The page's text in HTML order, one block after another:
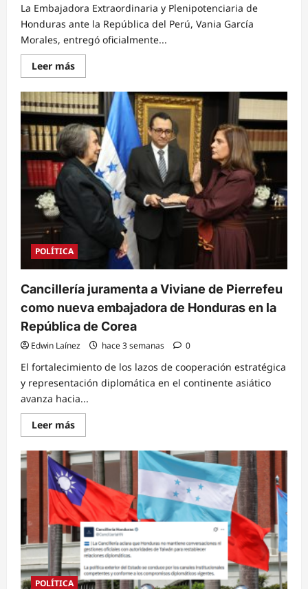
La Embajadora Extraordinaria y Plenipotenciaria de
Honduras ante la República del Perú, Vania García
Morales, entregó oficialmente...
Leer másRead
more
Embajadora
Vania
García
Morales
presenta
Cartas
Credenciales
ante
el
gobierno
del
afianzar
relaciones
bilaterales
POLÍTICA
Cancillería juramenta a Viviane de Pierrefeu
como nueva embajadora de Honduras en la
República de Corea
Edwin Laínez hace 3 semanas 0
El fortalecimiento de los lazos de cooperación estratégica
y representación diplomática en el continente asiático
avanza hacia...
Leer másRead
more
Cancillería
juramenta
a
Viviane
de
Pierrefeu
como
nueva
embajadora
de
Honduras
en
la
República
POLÍTICA